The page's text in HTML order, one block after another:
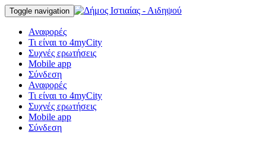
Toggle navigation
Αναφορές
Τι είναι το 4myCity
Συχνές ερωτήσεις
Mobile app
Σύνδεση
Αναφορές
Τι είναι το 4myCity
Συχνές ερωτήσεις
Mobile app
Σύνδεση